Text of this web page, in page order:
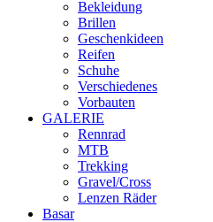
Bekleidung
Brillen
Geschenkideen
Reifen
Schuhe
Verschiedenes
Vorbauten
GALERIE
Rennrad
MTB
Trekking
Gravel/Cross
Lenzen Räder
Basar